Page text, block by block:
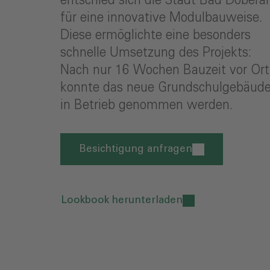
für eine innovative Modulbauweise.
Diese ermöglichte eine besonders
schnelle Umsetzung des Projekts:
Nach nur 16 Wochen Bauzeit vor Ort
konnte das neue
in Betrieb genommen werden.
Besichtigung anfragen
Lookbook herunterladen